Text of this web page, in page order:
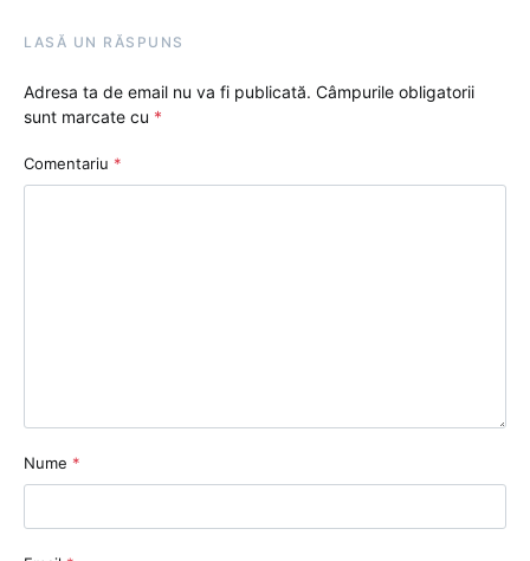
LASĂ UN RĂSPUNS
Adresa ta de email nu va fi publicată. Câmpurile obligatorii
sunt marcate cu *
Comentariu *
Nume *